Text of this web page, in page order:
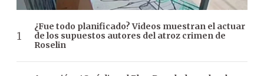
¿Fue todo planificado? Videos muestran el actuar
de los supuestos autores del atroz crimen de
Roselin